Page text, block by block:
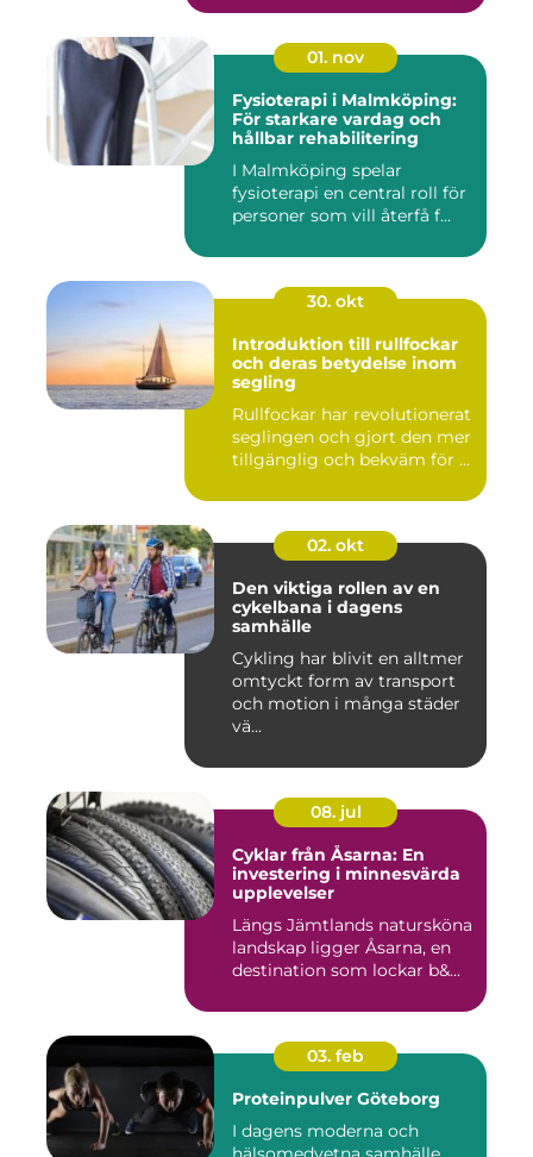
01. nov
Fysioterapi i Malmköping:
För starkare vardag och
hållbar rehabilitering
I Malmköping spelar
fysioterapi en central roll för
personer som vill återfå f...
30. okt
Introduktion till rullfockar
och deras betydelse inom
segling
Rullfockar har revolutionerat
seglingen och gjort den mer
tillgänglig och bekväm för ...
02. okt
Den viktiga rollen av en
cykelbana i dagens
samhälle
Cykling har blivit en alltmer
omtyckt form av transport
och motion i många städer
vä...
08. jul
Cyklar från Åsarna: En
investering i minnesvärda
upplevelser
Längs Jämtlands natursköna
landskap ligger Åsarna, en
destination som lockar b&...
03. feb
Proteinpulver Göteborg
I dagens moderna och